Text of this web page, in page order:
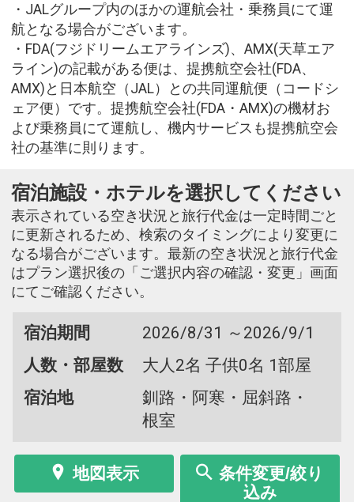
・JALグループ内のほかの運航会社・乗務員にて運
航となる場合がございます。
・FDA(フジドリームエアラインズ)、AMX(天草エア
ライン)の記載がある便は、提携航空会社(FDA、
AMX)と日本航空（JAL）との共同運航便（コードシ
ェア便）です。提携航空会社(FDA・AMX)の機材お
よび乗務員にて運航し、機内サービスも提携航空会
社の基準に則ります。
宿泊施設・ホテルを選択してください
表示されている空き状況と旅行代金は一定時間ごと
に更新されるため、検索のタイミングにより変更に
なる場合がございます。最新の空き状況と旅行代金
はプラン選択後の「ご選択内容の確認・変更」画面
にてご確認ください。
宿泊期間
2026/8/31 ～2026/9/1
人数・部屋数
大人2名 子供0名 1部屋
宿泊地
釧路・阿寒・屈斜路・
根室
地図表示
条件変更/絞り
込み